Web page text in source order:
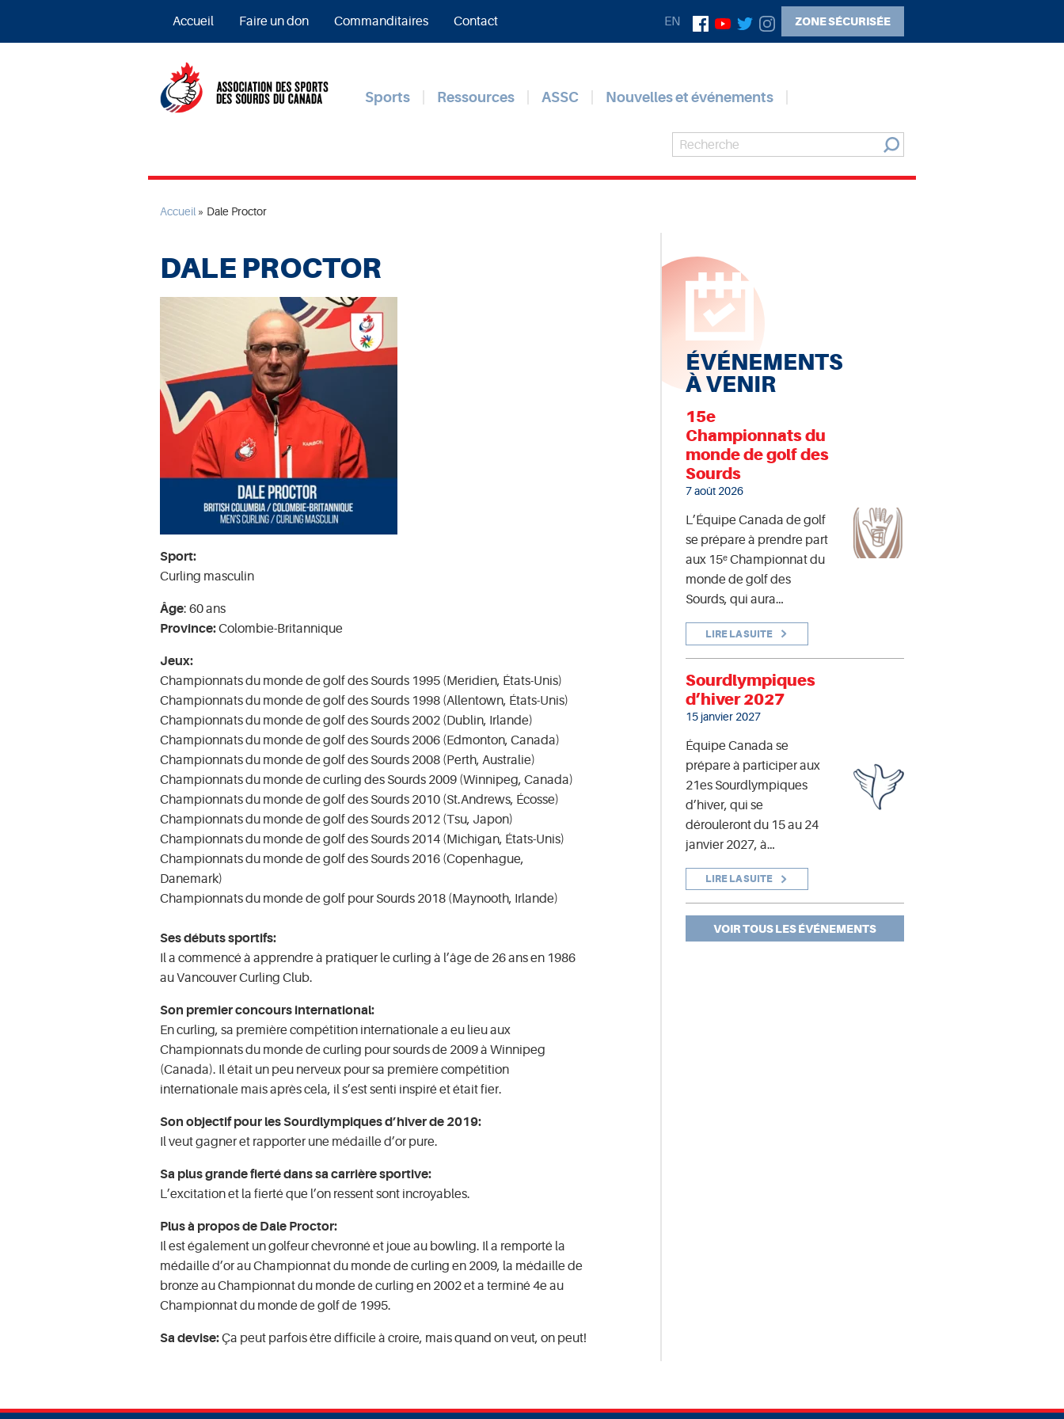
Accueil Faire un don Commanditaires Contact EN ZONE SÉCURISÉE
Sports Ressources ASSC Nouvelles et événements
Accueil » Dale Proctor
DALE PROCTOR
Sport:
Curling masculin
Âge: 60 ans
Province:Colombie-Britannique
Jeux:
Championnats du monde de golf des Sourds 1995 (Meridien, États-Unis)
Championnats du monde de golf des Sourds 1998 (Allentown, États-Unis)
Championnats du monde de golf des Sourds 2002 (Dublin, Irlande)
Championnats du monde de golf des Sourds 2006 (Edmonton, Canada)
Championnats du monde de golf des Sourds 2008 (Perth, Australie)
Championnats du monde de curling des Sourds 2009 (Winnipeg, Canada)
Championnats du monde de golf des Sourds 2010 (St.Andrews, Écosse)
Championnats du monde de golf des Sourds 2012 (Tsu, Japon)
Championnats du monde de golf des Sourds 2014 (Michigan, États-Unis)
Championnats du monde de golf des Sourds 2016 (Copenhague,
Danemark)
Championnats du monde de golf pour Sourds 2018 (Maynooth, Irlande)
Ses débuts sportifs:
Il a commencé à apprendre à pratiquer le curling à l’âge de 26 ans en 1986
au Vancouver Curling Club.
Son premier concours international:
En curling, sa première compétition internationale a eu lieu aux
Championnats du monde de curling pour sourds de 2009 à Winnipeg
(Canada). Il était un peu nerveux pour sa première compétition
internationale mais après cela, il s’est senti inspiré et était fier.
Son objectif pour les Sourdlympiques d’hiver de 2019:
Il veut gagner et rapporter une médaille d’or pure.
Sa plus grande fierté dans sa carrière sportive:
L’excitation et la fierté que l’on ressent sont incroyables.
Plus à propos de Dale Proctor:
Il est également un golfeur chevronné et joue au bowling. Il a remporté la
médaille d’or au Championnat du monde de curling en 2009, la médaille de
bronze au Championnat du monde de curling en 2002 et a terminé 4e au
Championnat du monde de golf de 1995.
Sa devise:Ça peut parfois être difficile à croire, mais quand on veut, on peut!
ÉVÉNEMENTS
À VENIR
15e
Championnats du
monde de golf des
Sourds
7 août 2026
L’Équipe Canada de golf
se prépare à prendre part
aux 15ᵉ Championnat du
monde de golf des
Sourds, qui aura…
LIRE LA SUITE
Sourdlympiques
d’hiver 2027
15 janvier 2027
Équipe Canada se
prépare à participer aux
21es Sourdlympiques
d’hiver, qui se
dérouleront du 15 au 24
janvier 2027, à…
LIRE LA SUITE
VOIR TOUS LES ÉVÉNEMENTS